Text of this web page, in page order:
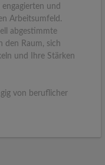
und
Arbeitsumfeld.
abgestimmte
den Raum, sich
und Ihre Stärken
von beruflicher